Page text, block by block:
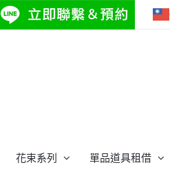
花束系列 單品道具租借